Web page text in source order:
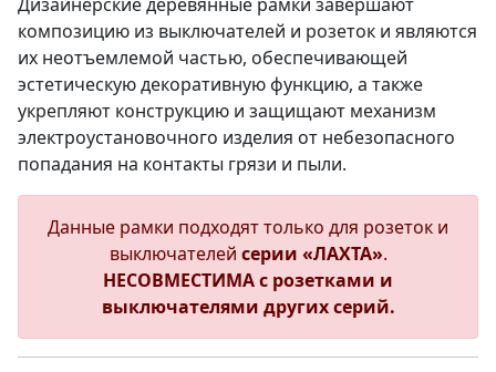
Дизайнерские деревянные рамки завершают
композицию из выключателей и розеток и являются
их неотъемлемой частью, обеспечивающей
эстетическую декоративную функцию, а также
укрепляют конструкцию и защищают механизм
электроустановочного изделия от небезопасного
попадания на контакты грязи и пыли.
Данные рамки подходят только для розеток и
выключателей серии «ЛАХТА».
НЕСОВМЕСТИМА с розетками и
выключателями других серий.